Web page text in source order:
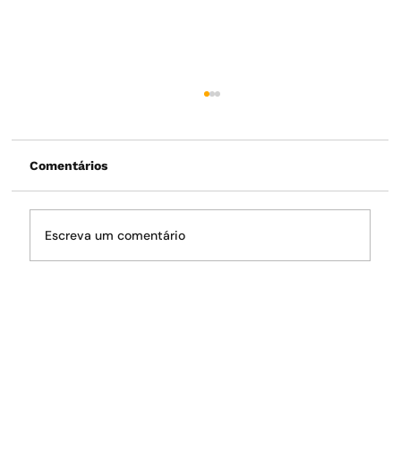
Comentários
Escreva um comentário